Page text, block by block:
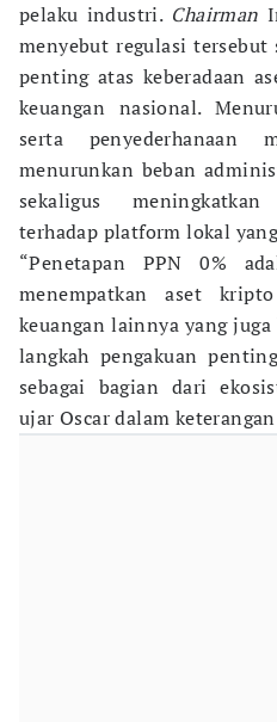
pelaku industri. Chairman
menyebut regulasi tersebut
penting atas keberadaan
keuangan nasional.
serta penyederhanaan
menurunkan beban
sekaligus
terhadap platform lokal
“Penetapan PPN 0%
menempatkan aset
keuangan lainnya yang
langkah pengakuan
sebagai bagian dari
ujar Oscar dalam